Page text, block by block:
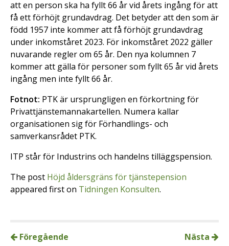
att en person ska ha fyllt 66 år vid årets ingång för att
få ett förhöjt grundavdrag. Det betyder att den som är
född 1957 inte kommer att få förhöjt grundavdrag
under inkomståret 2023. För inkomståret 2022 gäller
nuvarande regler om 65 år. Den nya kolumnen 7
kommer att gälla för personer som fyllt 65 år vid årets
ingång men inte fyllt 66 år.
Fotnot: PTK är ursprungligen en förkortning för
Privattjänstemannakartellen. Numera kallar
organisationen sig för Förhandlings- och
samverkansrådet PTK.
ITP står för Industrins och handelns tilläggspension.
The post Höjd åldersgräns för tjänstepension
appeared first on Tidningen Konsulten.
Föregående Nästa